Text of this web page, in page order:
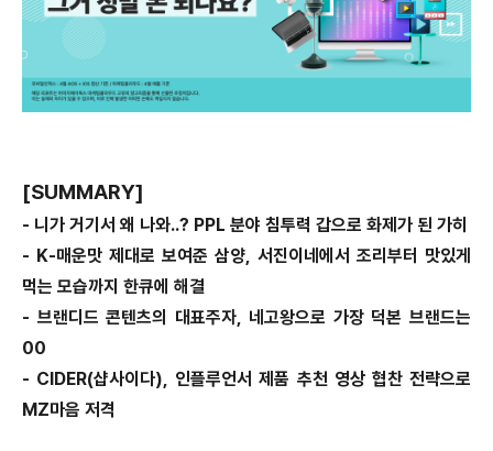
[SUMMARY]
- 니가 거기서 왜 나와..? PPL 분야 침투력 갑으로 화제가 된 가히
- K-매운맛 제대로 보여준 삼양, 서진이네에서 조리부터 맛있게
먹는 모습까지 한큐에 해결
- 브랜디드 콘텐츠의 대표주자, 네고왕으로 가장 덕본 브랜드는
00
- CIDER(샵사이다), 인플루언서 제품 추천 영상 협찬 전략으로
MZ마음 저격